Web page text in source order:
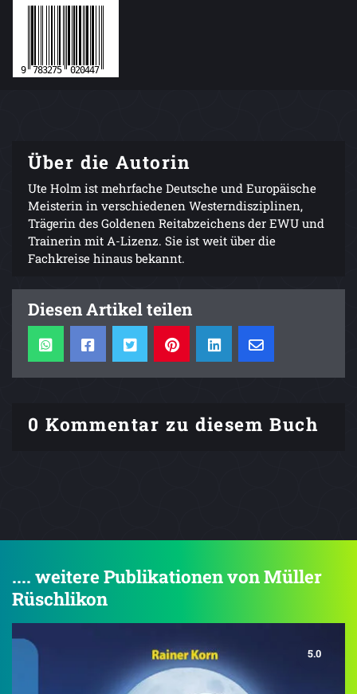
Über die Autorin
Ute Holm ist mehrfache Deutsche und Europäische
Meisterin in verschiedenen Westerndisziplinen,
Trägerin des Goldenen Reitabzeichens der EWU und
Trainerin mit A-Lizenz. Sie ist weit über die
Fachkreise hinaus bekannt.
Diesen Artikel teilen
0 Kommentar zu diesem Buch
.... weitere Publikationen von Müller
Rüschlikon
5.0